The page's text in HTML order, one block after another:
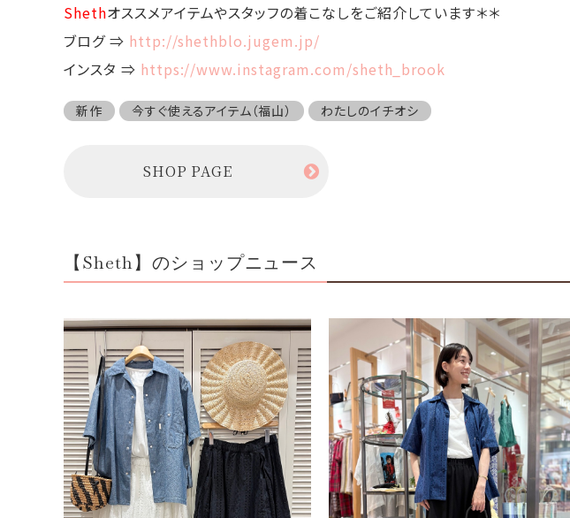
Shethオススメアイテムやスタッフの着こなしをご紹介しています＊＊
ブログ ⇒ http://shethblo.jugem.jp/
インスタ ⇒ https://www.instagram.com/sheth_brook
新作 今すぐ使えるアイテム（福山） わたしのイチオシ
SHOP PAGE
【Sheth】のショップニュース